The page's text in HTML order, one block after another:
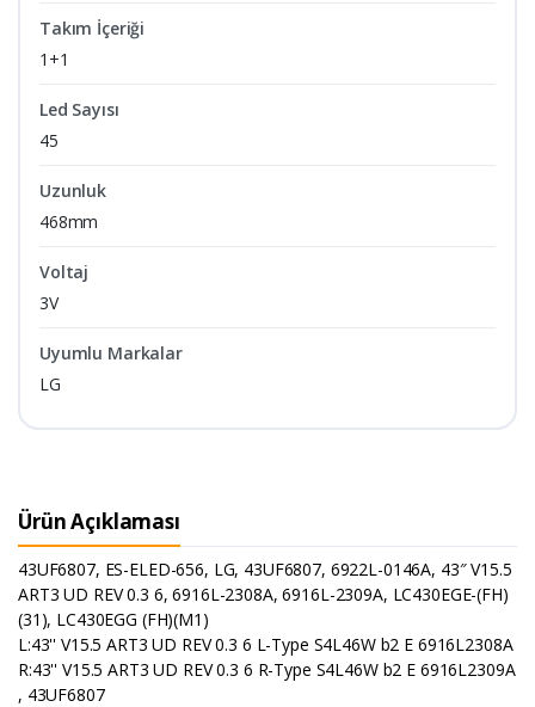
Takım İçeriği
1+1
Led Sayısı
45
Uzunluk
468mm
Voltaj
3V
Uyumlu Markalar
LG
Ürün Açıklaması
43UF6807, ES-ELED-656, LG, 43UF6807, 6922L-0146A, 43″ V15.5
ART3 UD REV 0.3 6, 6916L-2308A, 6916L-2309A, LC430EGE-(FH)
(31), LC430EGG (FH)(M1)
L:43'' V15.5 ART3 UD REV 0.3 6 L-Type S4L46W b2 E 6916L2308A
R:43'' V15.5 ART3 UD REV 0.3 6 R-Type S4L46W b2 E 6916L2309A
, 43UF6807